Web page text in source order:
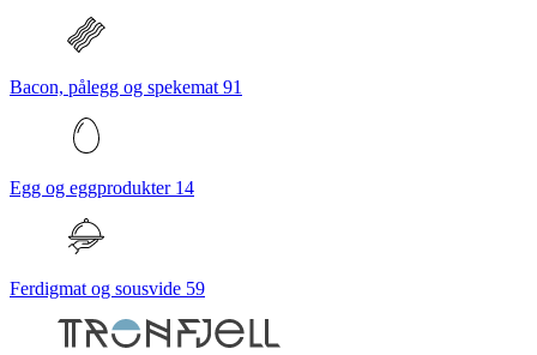
Bacon, pålegg og spekemat 91
Egg og eggprodukter 14
Ferdigmat og sousvide 59